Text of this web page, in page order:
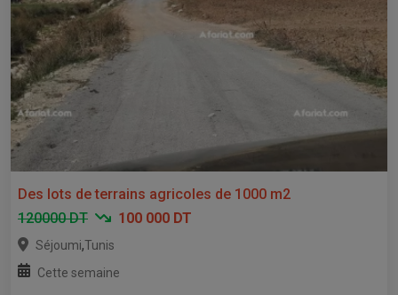
Des lots de terrains agricoles de 1000 m2
120000 DT
100 000 DT
Séjoumi,Tunis
Cette semaine